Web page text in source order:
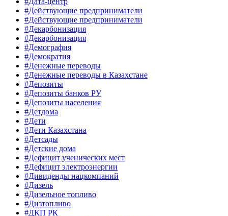
#Действующие предприниматели
#Действующие предприниматели
#Декарбонизация
#Декарбонизация
#Демография
#Демократия
#Денежные переводы
#Денежные переводы в Казахстане
#Депозиты
#Депозиты банков РУ
#Депозиты населения
#Детдома
#Дети
#Дети Казахстана
#Детсады
#Детские дома
#Дефицит ученических мест
#Дефицит электроэнергии
#Дивиденды нацкомпаний
#Дизель
#Дизельное топливо
#Дизтопливо
#ДКП РК